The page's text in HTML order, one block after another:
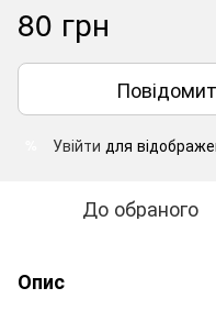
80 грн
Увійти для
До обраного
Опис